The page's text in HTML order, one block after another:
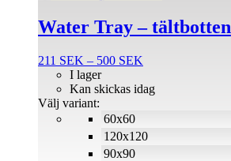
Water Tray – tältbotten
211 SEK – 500 SEK
till
60x60
120x120
90x90
I lager
Kan skickas idag
Välj variant:
produkten
har
varianter.
olika
alternativen